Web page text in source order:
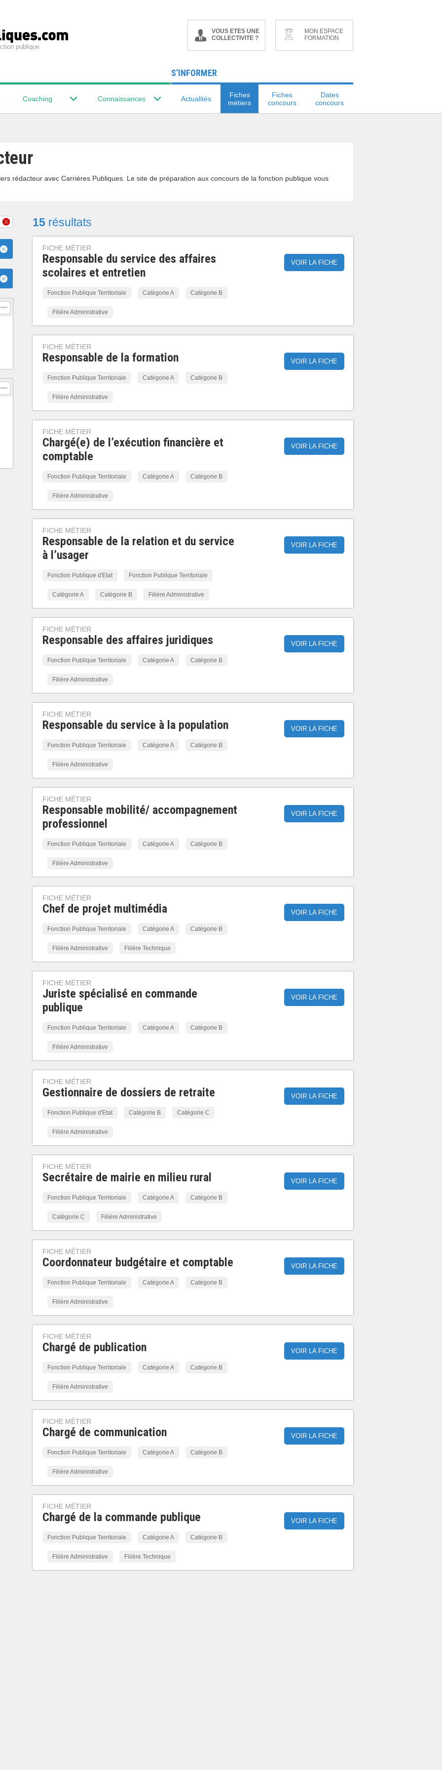
publique
VOUS ETES UNE
COLLECTIVITE ?
MON ESPACE
FORMATION
Coaching Connaissances
S’INFORMER
Actualités
Fiches
métiers
Fiches
concours
Dates
concours
rédacteur avec Carrières Publiques. Le site de préparation aux concours de la fonction publique vous
15 résultats
FICHE MÉTIER
Responsable du service des affaires
scolaires et entretien
Fonction Publique Territoriale Catégorie A Catégorie B
Filière Administrative
VOIR LA FICHE
FICHE MÉTIER
Responsable de la formation
Fonction Publique Territoriale Catégorie A Catégorie B
Filière Administrative
VOIR LA FICHE
FICHE MÉTIER
Chargé(e) de l’exécution financière et
comptable
Fonction Publique Territoriale Catégorie A Catégorie B
Filière Administrative
VOIR LA FICHE
FICHE MÉTIER
Responsable de la relation et du service
à l’usager
Fonction Publique d'Etat Fonction Publique Territoriale
Catégorie A Catégorie B Filière Administrative
VOIR LA FICHE
FICHE MÉTIER
Responsable des affaires juridiques
Fonction Publique Territoriale Catégorie A Catégorie B
Filière Administrative
VOIR LA FICHE
FICHE MÉTIER
Responsable du service à la population
Fonction Publique Territoriale Catégorie A Catégorie B
Filière Administrative
VOIR LA FICHE
FICHE MÉTIER
Responsable mobilité/ accompagnement
professionnel
Fonction Publique Territoriale Catégorie A Catégorie B
Filière Administrative
VOIR LA FICHE
FICHE MÉTIER
Chef de projet multimédia
Fonction Publique Territoriale Catégorie A Catégorie B
Filière Administrative Filière Technique
VOIR LA FICHE
FICHE MÉTIER
Juriste spécialisé en commande
publique
Fonction Publique Territoriale Catégorie A Catégorie B
Filière Administrative
VOIR LA FICHE
FICHE MÉTIER
Gestionnaire de dossiers de retraite
Fonction Publique d'Etat Catégorie B Catégorie C
Filière Administrative
VOIR LA FICHE
FICHE MÉTIER
Secrétaire de mairie en milieu rural
Fonction Publique Territoriale Catégorie A Catégorie B
Catégorie C Filière Administrative
VOIR LA FICHE
FICHE MÉTIER
Coordonnateur budgétaire et comptable
Fonction Publique Territoriale Catégorie A Catégorie B
Filière Administrative
VOIR LA FICHE
FICHE MÉTIER
Chargé de publication
Fonction Publique Territoriale Catégorie A Catégorie B
Filière Administrative
VOIR LA FICHE
FICHE MÉTIER
Chargé de communication
Fonction Publique Territoriale Catégorie A Catégorie B
Filière Administrative
VOIR LA FICHE
FICHE MÉTIER
Chargé de la commande publique
Fonction Publique Territoriale Catégorie A Catégorie B
Filière Administrative Filière Technique
VOIR LA FICHE